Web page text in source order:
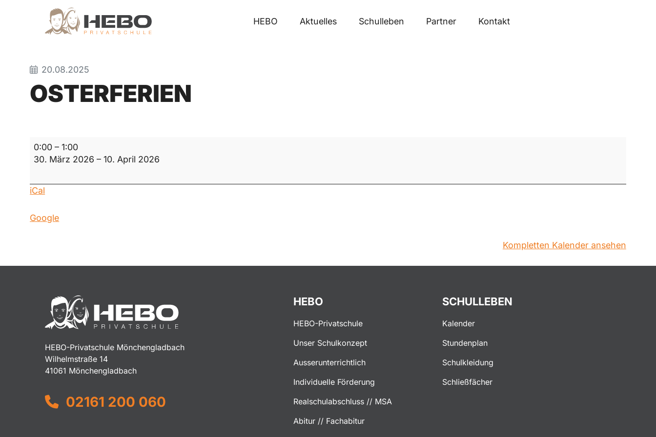
HEBO Aktuelles Schulleben Partner Kontakt
20.08.2025
OSTERFERIEN
Osterferien
0:00 –1:00
30. März 2026 –10. April 2026
iCal
Google
Kompletten Kalender ansehen
HEBO-Privatschule Mönchengladbach
Wilhelmstraße 14
41061 Mönchengladbach
02161 200 060
HEBO
HEBO-Privatschule
Unser Schulkonzept
Ausserunterrichtlich
Individuelle Förderung
Realschulabschluss // MSA
Abitur // Fachabitur
SCHULLEBEN
Kalender
Stundenplan
Schulkleidung
Schließfächer